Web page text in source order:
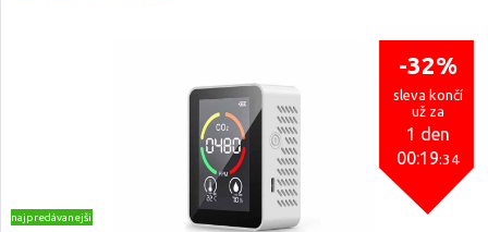
-32%
sleva končí
už za
1 den
00:19:33
najpredávanejšie